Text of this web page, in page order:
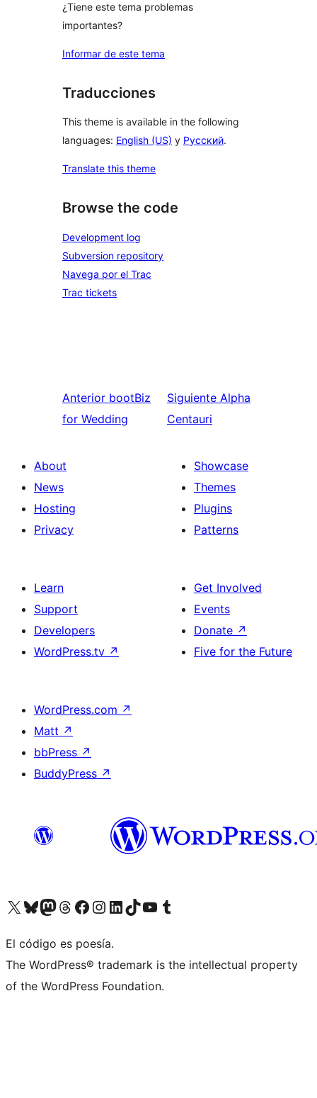
¿Tiene este tema problemas
importantes?
Informar de este tema
Traducciones
This theme is available in the following
languages: English (US) y Русский.
Translate this theme
Browse the code
Development log
Subversion repository
Navega por el Trac
Trac tickets
Anterior bootBiz
for Wedding
Siguiente Alpha
Centauri
About
News
Hosting
Privacy
Showcase
Themes
Plugins
Patterns
Learn
Support
Developers
WordPress.tv ↗
Get Involved
Events
Donate ↗
Five for the Future
WordPress.com ↗
Matt ↗
bbPress ↗
BuddyPress ↗
Visit our X (formerly Twitter) account
Visit our Bluesky account
Visit our Mastodon account
Visit our Threads account
Visit our Facebook page
Visit our Instagram account
Visit our LinkedIn account
Visit our TikTok account
Visit our YouTube channel
Visit our Tumblr account
El código es poesía.
The WordPress® trademark is the intellectual property
of the WordPress Foundation.